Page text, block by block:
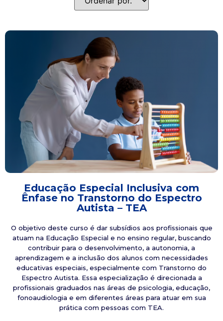
Educação Especial Inclusiva com
Ênfase no Transtorno do Espectro
Autista – TEA
O objetivo deste curso é dar subsídios aos profissionais que
atuam na Educação Especial e no ensino regular, buscando
contribuir para o desenvolvimento, a autonomia, a
aprendizagem e a inclusão dos alunos com necessidades
educativas especiais, especialmente com Transtorno do
Espectro Autista. Essa especialização é direcionada a
profissionais graduados nas áreas de psicologia, educação,
fonoaudiologia e em diferentes áreas para atuar em sua
prática com pessoas com TEA.